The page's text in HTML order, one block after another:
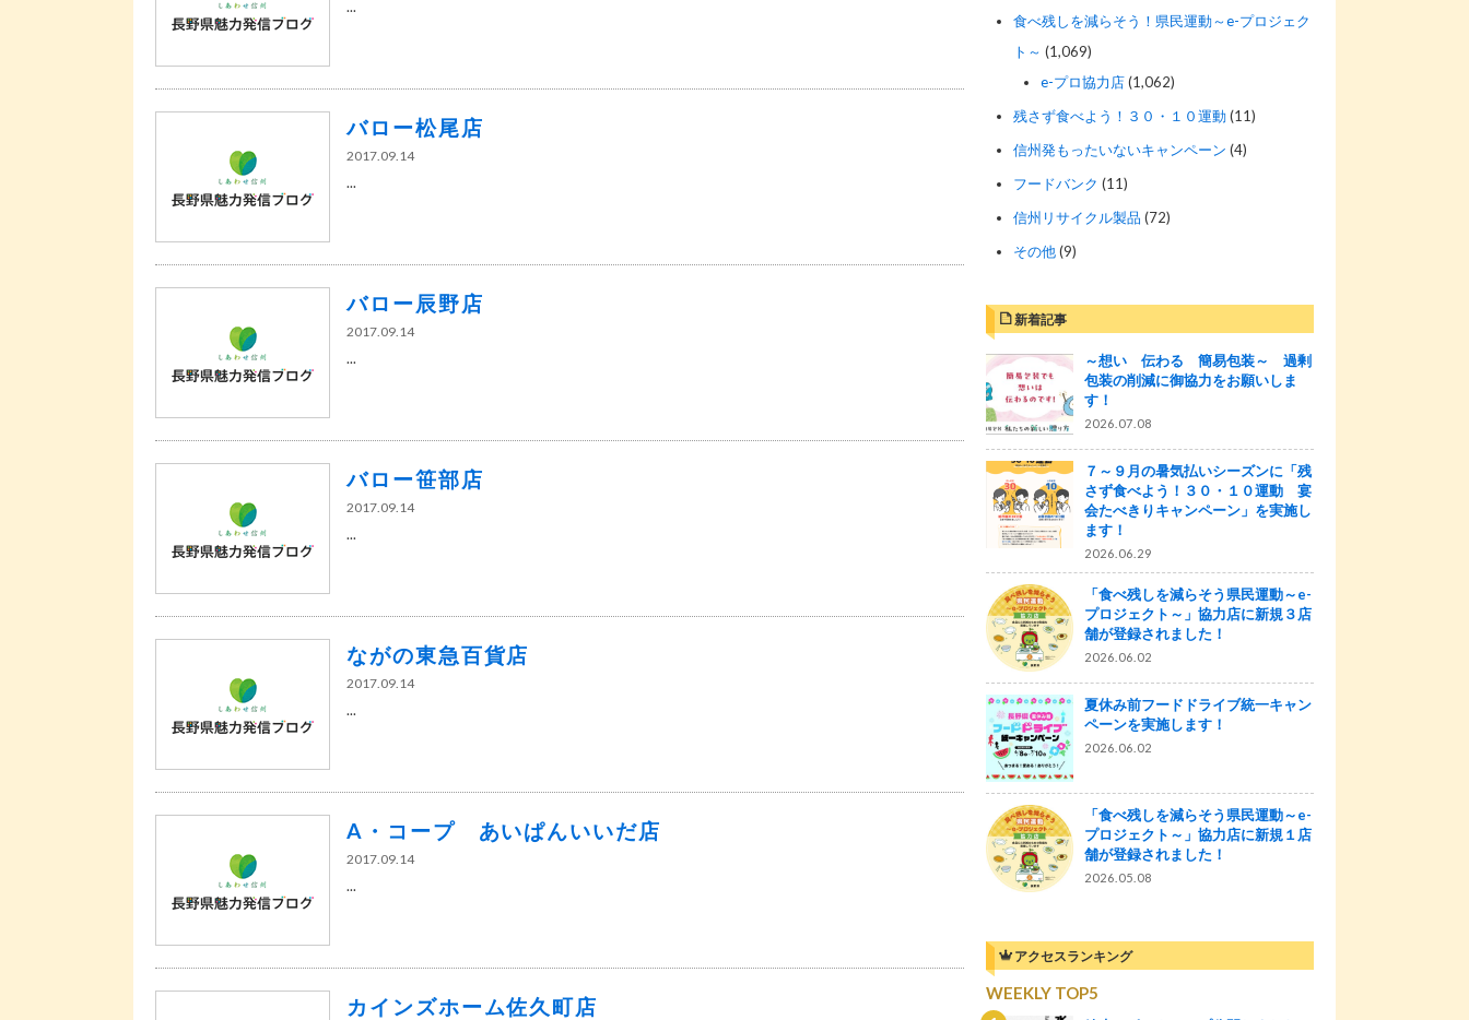
...
バロー松尾店
2017.09.14
...
バロー辰野店
2017.09.14
...
バロー笹部店
2017.09.14
...
ながの東急百貨店
2017.09.14
...
A・コープ あいぱんいいだ店
2017.09.14
...
カインズホーム佐久町店
食べ残しを減らそう！県民運動～e-プロジェク
ト～ (1,069)
e-プロ協力店(1,062)
残さず食べよう！３０・１０運動(11)
信州発もったいないキャンペーン (4)
フードバンク (11)
信州リサイクル製品 (72)
その他(9)
新着記事
～想い 伝わる 簡易包装～ 過剰
包装の削減に御協力をお願いしま
す！
2026.07.08
７～９月の暑気払いシーズンに「残
さず食べよう！３０・１０運動 宴
会たべきりキャンペーン」を実施し
ます！
2026.06.29
「食べ残しを減らそう県民運動～e-
プロジェクト～」協力店に新規３店
舗が登録されました！
2026.06.02
夏休み前フードドライブ統一キャン
ペーンを実施します！
2026.06.02
「食べ残しを減らそう県民運動～e-
プロジェクト～」協力店に新規１店
舗が登録されました！
2026.05.08
アクセスランキング
WEEKLY TOP5